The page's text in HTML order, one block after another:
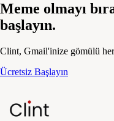
Meme olmayı
başlayın.
Clint, Gmail'inize gömülü
Ücretsiz Başlayın